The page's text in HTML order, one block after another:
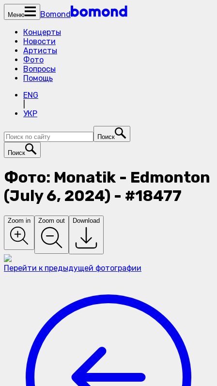
Меню
Bomond
Концерты
Новости
Артисты
Фото
Вопросы
Помощь
ENG
УКР
Поиск
Поиск
Фото: Monatik - Edmonton
(July 6, 2024) - #18477
Zoom in Zoom out Download
Перейти к предыдущей фотографии